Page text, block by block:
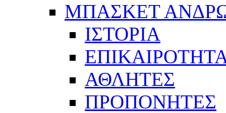
ΜΠΑΣΚΕΤ
ΙΣΤΟΡΙΑ
ΑΘΛΗΤΕΣ
ΠΡΟΠΟΝΗΤΕΣ